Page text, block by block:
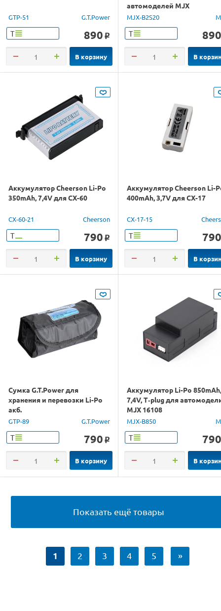
GTP-51 G.T.Power
Т 890 o
В корзину
автомоделей MJX
14301/14302/14303
MJX-B2S20
Т 890
В
Аккумулятор Cheerson Li-Po
350mAh, 7,4V для CX-60
CX-60-21 Cheerson
Т 790 o
В корзину
Аккумулятор Cheerson Li-
400mAh, 3,7V для CX-17
CX-17-15
Т 790
В
Сумка G.T.Power для
хранения и перевозки Li-Po
акб.
GTP-89 G.T.Power
Т 790 o
В корзину
Аккумулятор Li-Po 850mAh,
7,4V, T‐plug для
MJX 16108
MJX-B850
Т 790
В
Показать ещё товары
1 2 3 4 5 »